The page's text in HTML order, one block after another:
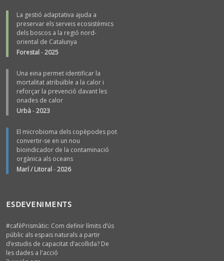
La gestió adaptativa ajuda a
preservar els serveis ecosistèmics
dels boscos a la regió nord-
oriental de Catalunya
Forestal-2025
Una eina permet identificar la
mortalitat atribuïble a la calor i
reforçar la prevenció davant les
onades de calor
Urbà-2023
El microbioma dels copèpodes pot
convertir-se en un nou
bioindicador de la contaminació
orgànica als oceans
Marí / Litoral-2026
ESDEVENIMENTS
#cafèPrismàtic: Com definir límits d’ús
públic als espais naturals a partir
d’estudis de capacitat d’acollida? De
les dades a l'acció